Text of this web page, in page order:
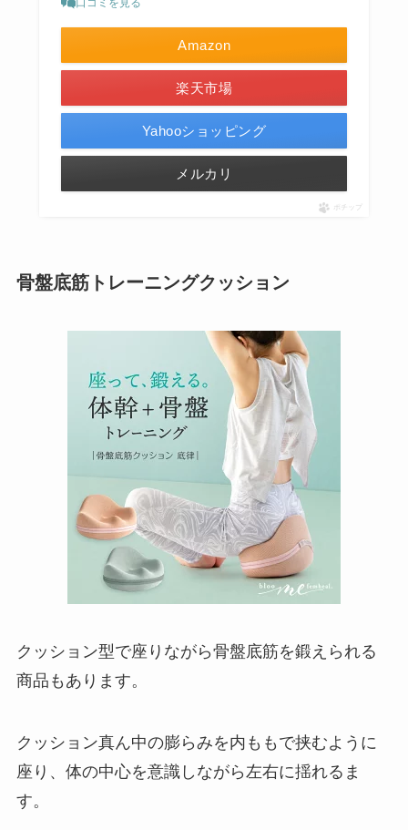
Amazon
楽天市場
Yahooショッピング
メルカリ
ポチップ
骨盤底筋トレーニングクッション
クッション型で座りながら骨盤底筋を鍛えられる
商品もあります。
クッション真ん中の膨らみを内ももで挟むように
座り、体の中心を意識しながら左右に揺れるま
す。